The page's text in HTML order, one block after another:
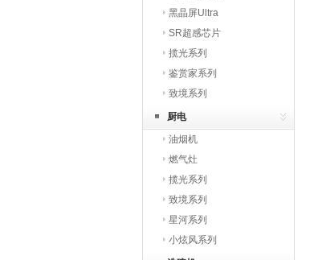
黑晶屏Ultra
SR超感芯片
揽光系列
鉴赏家系列
致境系列
厨电
油烟机
燃气灶
揽光系列
致境系列
星河系列
小炫风系列